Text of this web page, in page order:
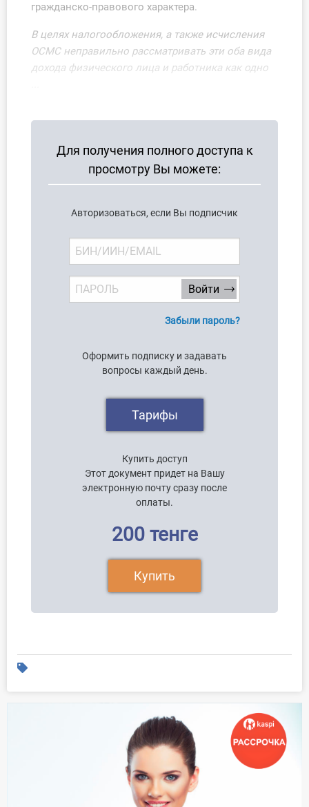
гражданско-правового характера.
В целях налогообложения, а также исчисления
ОСМС неправильно рассматривать эти оба вида
дохода физического лица и работника как одно
Для получения полного доступа к
просмотру Вы можете:
Авторизоваться, если Вы подписчик
Забыли пароль?
Оформить подписку и задавать
вопросы каждый день.
Тарифы
Купить доступ
Этот документ придет на Вашу
электронную почту сразу после
оплаты.
200 тенге
Купить